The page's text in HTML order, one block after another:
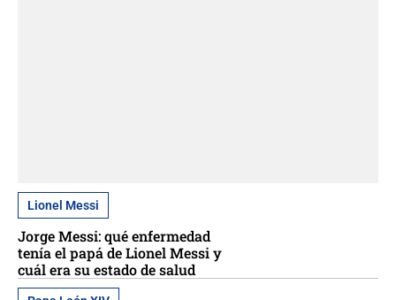
Lionel Messi
Jorge Messi: qué enfermedad
tenía el papá de Lionel Messi y
cuál era su estado de salud